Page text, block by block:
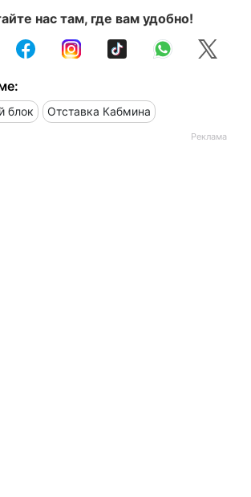
нас там, где вам удобно!
блок Отставка Кабмина